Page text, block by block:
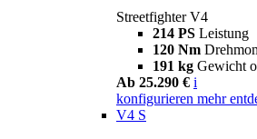
Streetfighter V4
214 PS Leistung
120 Nm
191 kg Gewicht
Ab 25.290 € i
konfigurieren mehr
V4 S